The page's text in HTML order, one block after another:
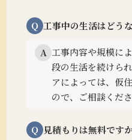
Q 工事中の生活はどう
A 工事内容や規模に
段の生活を続けら
アによっては、仮
ので、ご相談くださ
Q 見積もりは無料です